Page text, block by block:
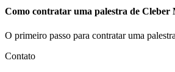
Como contratar uma palestra de Cleber
O primeiro passo para contratar uma
Contato